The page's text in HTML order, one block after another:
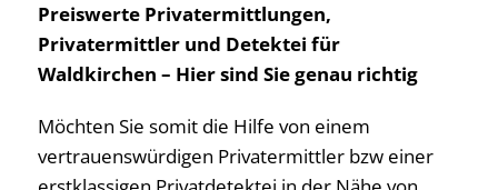
Preiswerte Privatermittlungen,
Privatermittler und Detektei für
Waldkirchen – Hier sind Sie genau richtig
Möchten Sie somit die Hilfe von einem
vertrauenswürdigen Privatermittler bzw einer